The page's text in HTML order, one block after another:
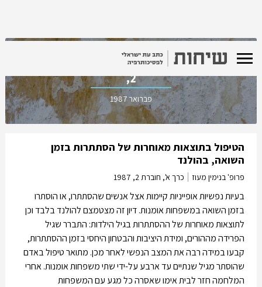
כרך א', חוברת
2,
פברואר 1987
הטיפול בתוצאות מאוחרות של הסתתרות בזמן
השואה, בהולנד
פרופ' בנימין מעוז כרך א', חוברת 2, 1987
בעיות נפשיות אופייניות קיימות אצל אנשים שהסתתרו, או הוסתרו
בזמן השואה במשפחות אומנות. דיון זה מצטמצם להולנד בלבד וכן
לתוצאות מאוחרות של ההסתתרות בגיל הילדות: התברר שגיל
הפרידה מההורים, ומידת היציבות והבטחון היחסי בזמן ההסתתרות,
קבעו במידה רבה את המצב הנפשי לאחר מכן. מתואר טיפול באדם
שהוסתר מגיל שנתיים עד ארבע על-ידי שתי משפחות אומנות. אחרי
המלחמה חזר לבית אימו שאסרה כל מגע עם המשפחות